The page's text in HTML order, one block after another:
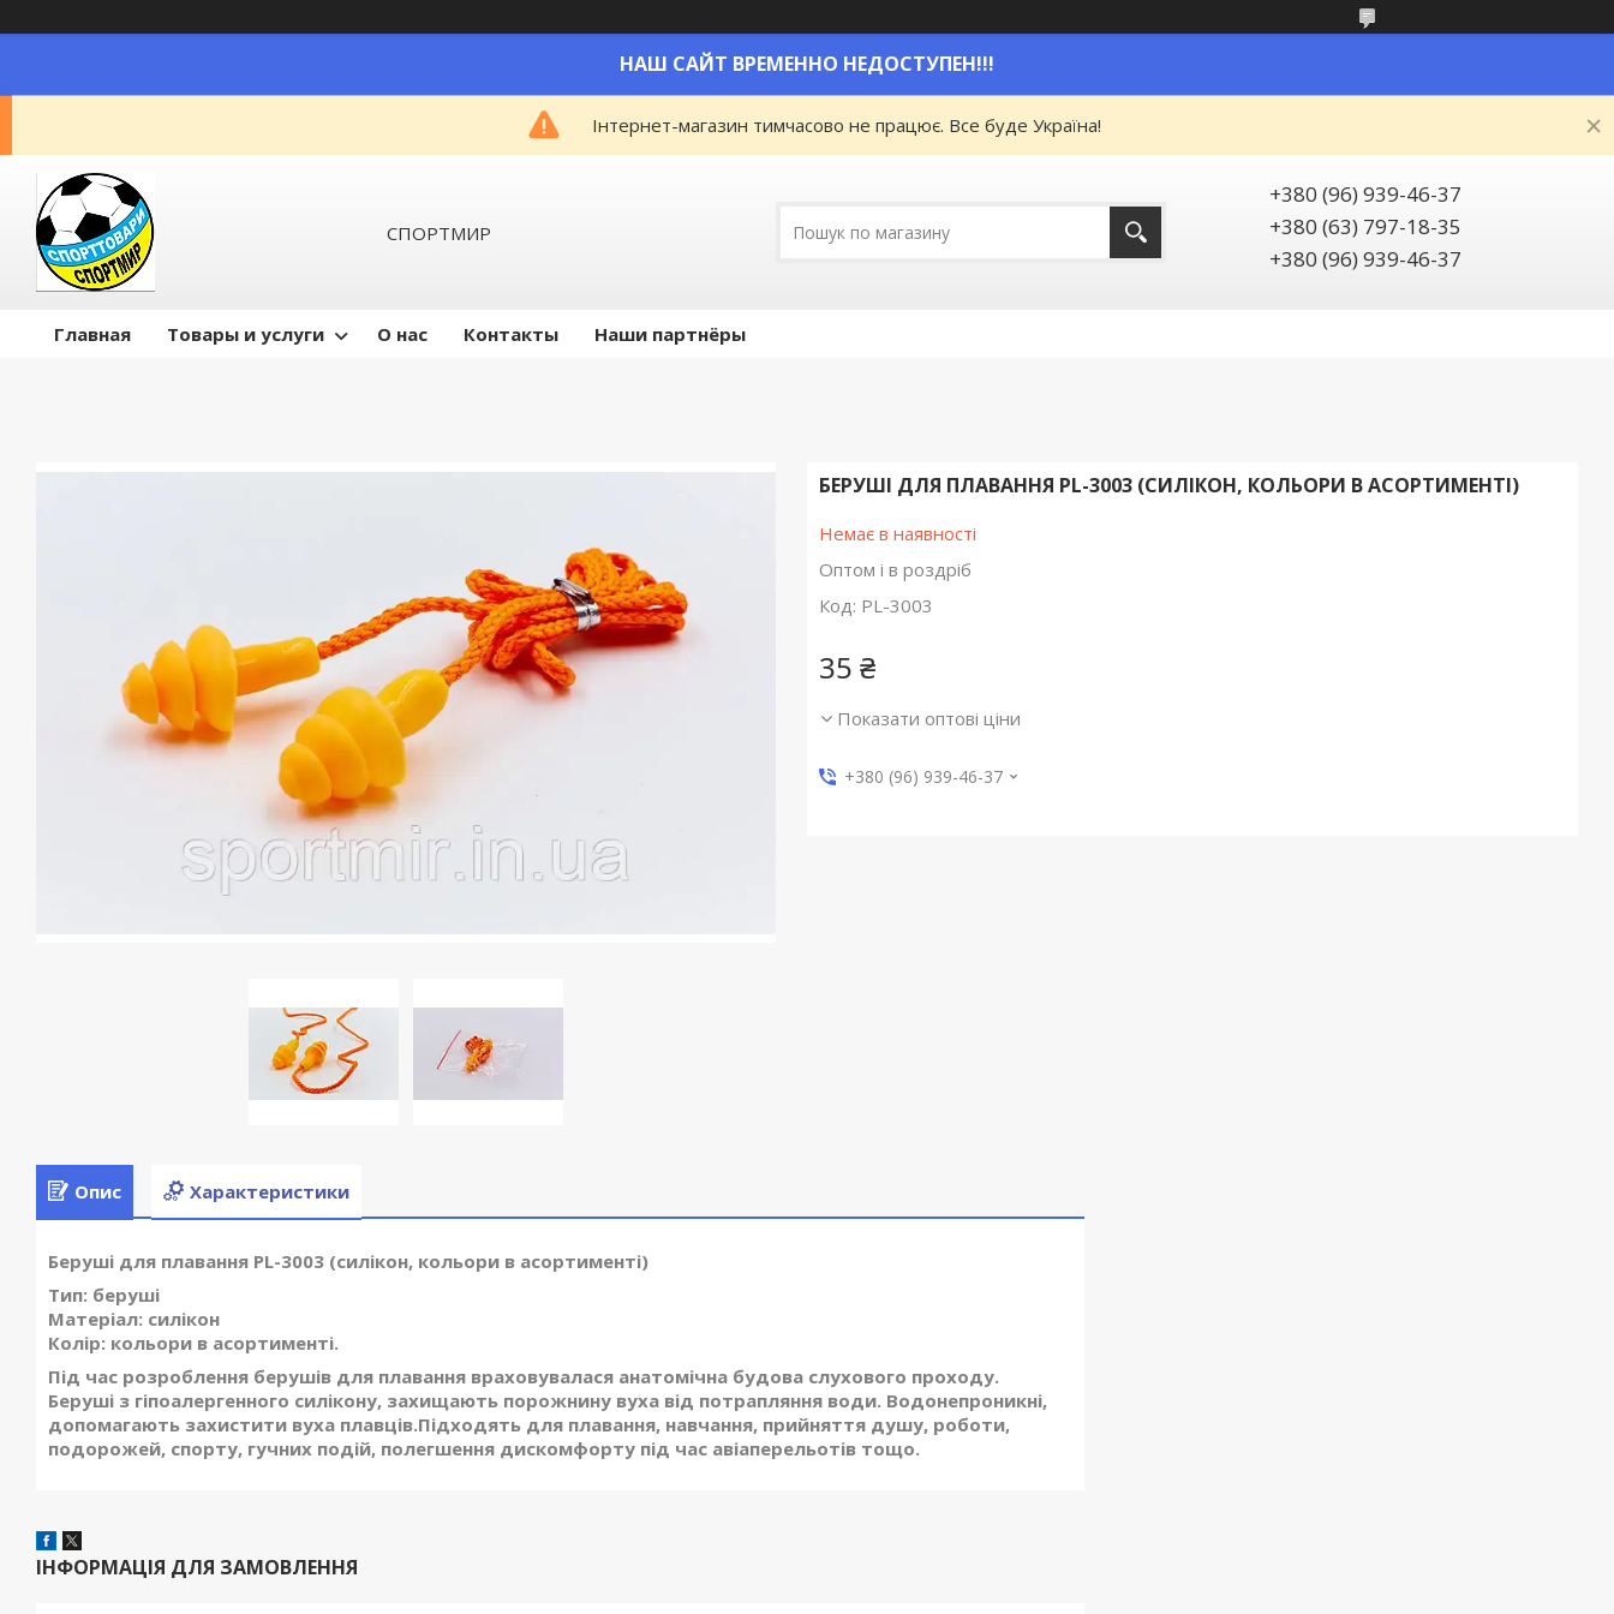
НАШ САЙТ ВРЕМЕННО НЕДОСТУПЕН!!!
Інтернет-магазин тимчасово не працює. Все буде Україна!
СПОРТМИР
+380 (96) 939-46-37
+380 (63) 797-18-35
+380 (96) 939-46-37
Главная Товары и услуги О нас Контакты Наши партнёры
БЕРУШІ ДЛЯ ПЛАВАННЯ PL-3003 (СИЛІКОН, КОЛЬОРИ В АСОРТИМЕНТІ)
Немає в наявності
Оптом і в роздріб
Код: PL-3003
35 ₴
Показати оптові ціни
+380 (96) 939-46-37
Опис Характеристики
Беруші для плавання PL-3003 (силікон, кольори в асортименті)
Тип: беруші
Матеріал: силікон
Колір: кольори в асортименті.
Під час розроблення берушів для плавання враховувалася анатомічна будова слухового проходу.
Беруші з гіпоалергенного силікону, захищають порожнину вуха від потрапляння води. Водонепроникні,
допомагають захистити вуха плавців.Підходять для плавання, навчання, прийняття душу, роботи,
подорожей, спорту, гучних подій, полегшення дискомфорту під час авіаперельотів тощо.
ІНФОРМАЦІЯ ДЛЯ ЗАМОВЛЕННЯ